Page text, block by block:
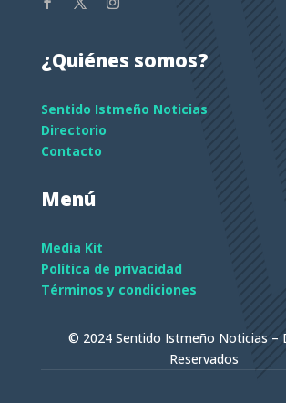
¿Quiénes somos?
Sentido Istmeño Noticias
Directorio
Contacto
Menú
Media Kit
Política de privacidad
Términos y condiciones
© 2024 Sentido Istmeño Noticias –
Reservados